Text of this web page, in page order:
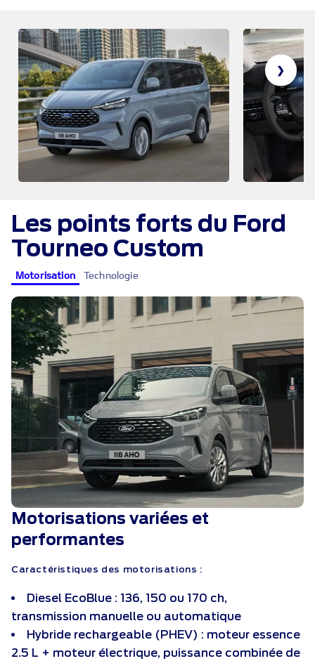
❯
Les points forts du Ford
Tourneo Custom
Motorisation Technologie
Motorisations variées et
performantes
Caractéristiques des motorisations :
Diesel EcoBlue : 136, 150 ou 170 ch,
transmission manuelle ou automatique
Hybride rechargeable (PHEV) : moteur essence
2.5 L + moteur électrique, puissance combinée de